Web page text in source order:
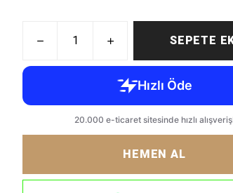
SEPETE
HEMEN AL